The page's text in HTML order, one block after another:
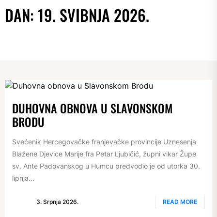
DAN:19. SVIBNJA 2026.
DUHOVNA OBNOVA U SLAVONSKOM
BRODU
Svećenik Hercegovačke franjevačke provincije Uznesenja
Blažene Djevice Marije fra Petar Ljubičić, župni vikar Župe
sv. Ante Padovanskog u Humcu predvodio je od utorka 30.
lipnja...
3. Srpnja 2026. READ MORE